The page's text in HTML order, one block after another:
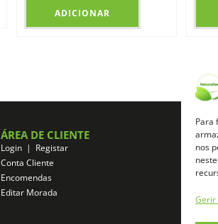
Para
nos
Gerir
ADICIONAR
ÁREA DE CLIENTE
Login | Registar
Conta Cliente
Encomendas
Editar Morada
Login
Aceder